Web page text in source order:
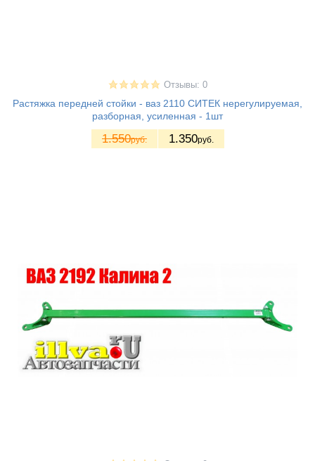
Отзывы: 0
Растяжка передней стойки - ваз 2110 СИТЕК нерегулируемая,
разборная, усиленная - 1шт
1.550руб. 1.350руб.